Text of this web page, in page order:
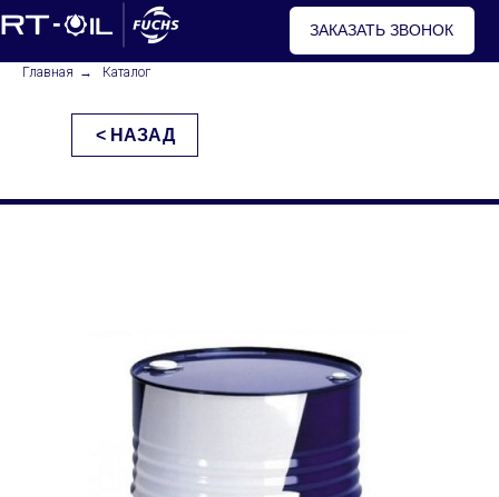
Главная → Каталог
< НАЗАД